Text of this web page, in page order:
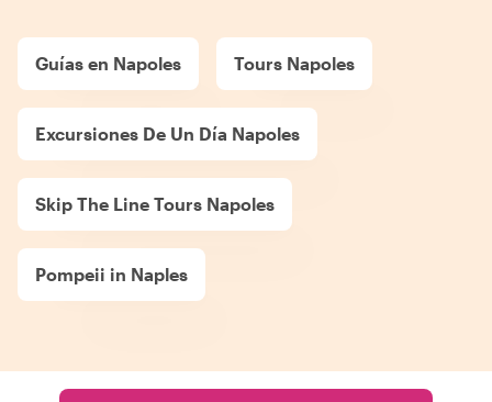
Guías en Napoles Tours Napoles
Excursiones De Un Día Napoles
Skip The Line Tours Napoles
Pompeii in Naples